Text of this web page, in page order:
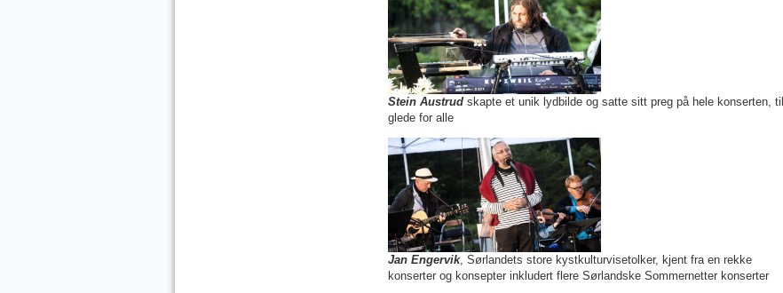
Stein Austrud skapte et unik lydbilde og satte sitt preg på hele konserten, til
glede for alle
Jan Engervik, Sørlandets store kystkulturvisetolker, kjent fra en rekke
konserter og konsepter inkludert flere Sørlandske Sommernetter konserter